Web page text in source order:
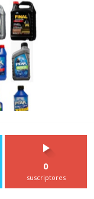
0
suscriptores